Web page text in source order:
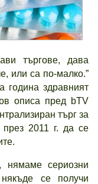
търгове, дава
или са по-малко.”
година здравният
описа пред bTV
търг за
2011 г. да се
нямаме сериозни
се получи